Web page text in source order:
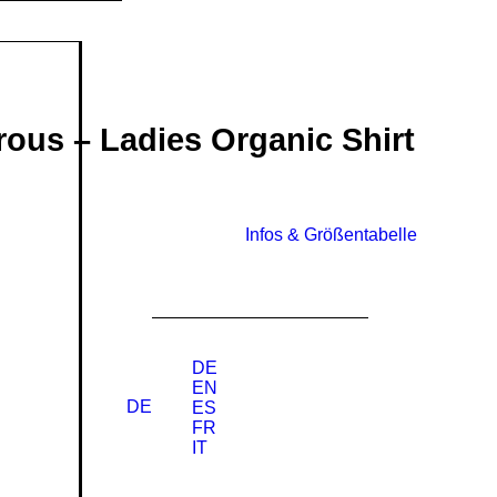
COLLECTIONS
Fine Arts
Collection
Dark Arts
KATEGORIEN
DE
DE
EN
ES
FR
IT
– Ladies Organic Shirt
Infos & Größentabelle